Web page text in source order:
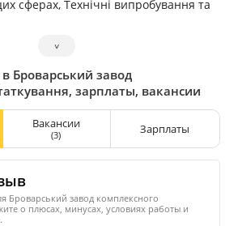
сферах, Технічні випробування та
˅
Броварський завод
зарплаты, вакансии
Вакансии
(3) Зарплаты
Броварський завод комплексного
о плюсах, минусах, условиях работы и